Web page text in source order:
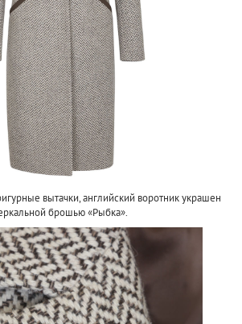
вытачки, английский воротник украшен
брошью «Рыбка».